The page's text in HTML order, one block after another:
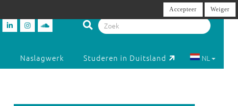
Naslagwerk Studeren in Duitsland NL
Accepteer Weiger